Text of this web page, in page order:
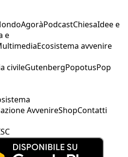
AgoràPodcastChiesaIdee e
e
Ecosistema avvenire
civileGutenbergPopotusPop
AvvenireShopContatti